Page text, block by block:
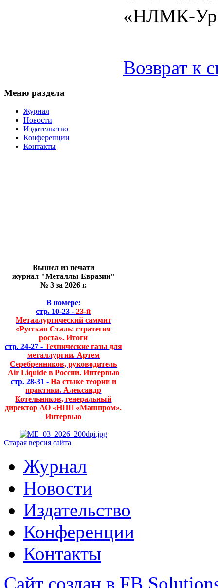
«НЛМК-
Возврат к
Меню раздела
Журнал
Новости
Издательство
Конференции
Контакты
Вышел из печати
журнал "Металлы Евразии"
№ 3 за 2026 г.
В номере:
стр. 10-23 - 23-й
Металлургический саммит
«Русская Сталь: стратегия
роста». Итоги
стр. 24-27 - Технические газы для
металлургии. Артем
Серебренников, руководитель
Air Liquide в России. Интервью
стр. 28-31 - На стыке теории и
практики. Александр
Котельников, генеральный
директор АО «НПП «Машпром».
Интервью
Старая версия сайта
Журнал
Новости
Издательство
Конференции
Контакты
Сайт создан в FB